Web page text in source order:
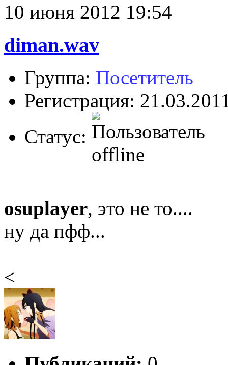
10 июня 2012 19:54
diman.wav
Группа: Посетитель
Регистрация:
Статус:
osuplayer, это не то....
ну да пфф...
<